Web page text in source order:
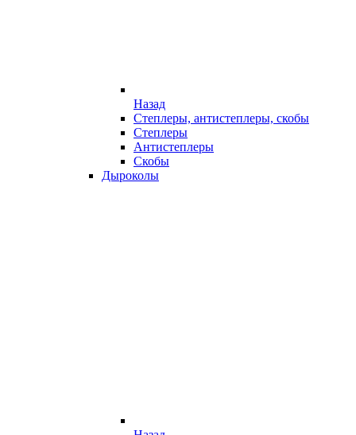
Назад
Степлеры, антистеплеры, скобы
Степлеры
Антистеплеры
Скобы
Дыроколы